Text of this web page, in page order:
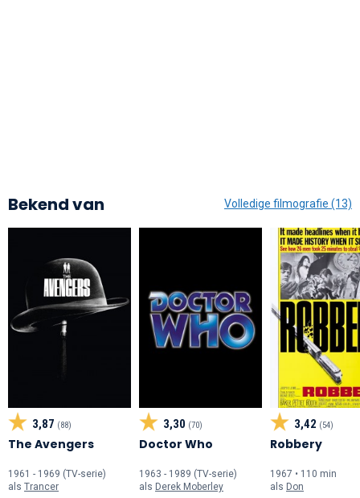
Bekend van Volledige filmografie (13)
3,87 (88)
The Avengers
1961 - 1969 (TV-serie)
als Trancer
3,30 (70)
Doctor Who
1963 - 1989 (TV-serie)
als Derek Moberley
3,42 (54)
Robbery
1967 • 110 min
als Don